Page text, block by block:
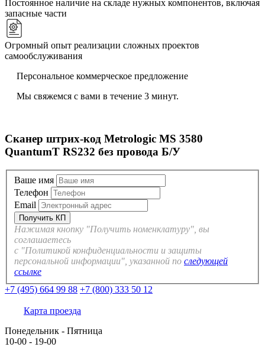
Постоянное наличие на складе нужных компонентов, включая
запасные части
Огромный опыт реализации сложных проектов
самообслуживания
Персональное коммерческое предложение
Мы свяжемся с вами в течение 3 минут.
Сканер штрих-код Metrologic MS 3580
QuantumT RS232 без провода Б/У
Ваше имя
Телефон
Email
Нажимая кнопку "Получить номенклатуру", вы
соглашаетесь
с "Политикой конфиденциальности и защиты
персональной информации", указанной по следующей
ссылке
+7 (495) 664 99 88 +7 (800) 333 50 12
Карта проезда
Понедельник - Пятница
10-00 - 19-00